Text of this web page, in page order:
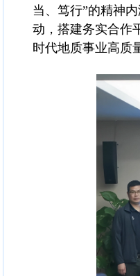
当、笃行”的精神
动，搭建务实合作
时代地质事业高质